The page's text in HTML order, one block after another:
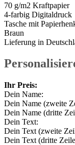
70 g/m2 Kraftpapier
4-farbig Digitaldruck
Tasche mit
Braun
Lieferung in
Ihr Preis:
Dein Name:
Dein Name (zweite
Dein Name (dritte
Dein Text:
Dein Text (zweite
Dein Text (dritte